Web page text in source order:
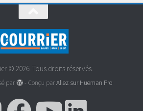
© 2026. Tous droits réservés.
par - Conçu parAllez sur Hueman Pro